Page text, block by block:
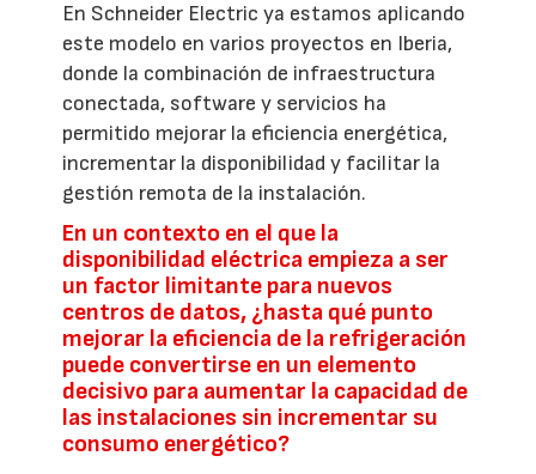
En Schneider Electric ya estamos aplicando
este modelo en varios proyectos en Iberia,
donde la combinación de infraestructura
conectada, software y servicios ha
permitido mejorar la eficiencia energética,
incrementar la disponibilidad y facilitar la
gestión remota de la instalación.
En un contexto en el que la
disponibilidad eléctrica empieza a ser
un factor limitante para nuevos
centros de datos, ¿hasta qué punto
mejorar la eficiencia de la refrigeración
puede convertirse en un elemento
decisivo para aumentar la capacidad de
las instalaciones sin incrementar su
consumo energético?